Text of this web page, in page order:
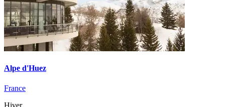
Alpe d'Huez
France
Hiver